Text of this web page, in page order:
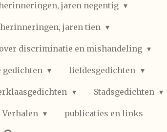
jaren negentig
jaren tien
discriminatie en mishandeling
gedichten liefdesgedichten
Stadsgedichten
Verhalen publicaties en links